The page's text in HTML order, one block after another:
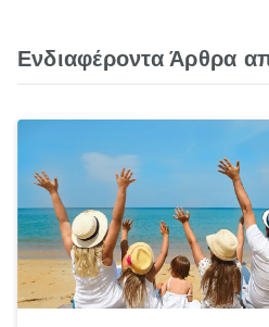
Ενδιαφέροντα Άρθρα